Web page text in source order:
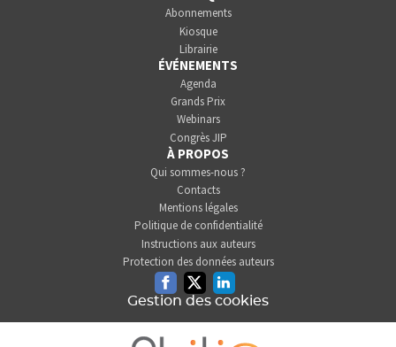
Abonnements
Kiosque
Librairie
ÉVÉNEMENTS
Agenda
Grands Prix
Webinars
Congrès JIP
À PROPOS
Qui sommes-nous ?
Contacts
Mentions légales
Politique de confidentialité
Instructions aux auteurs
Protection des données auteurs
FacebookTwitterLinkedin
Gestion des cookies